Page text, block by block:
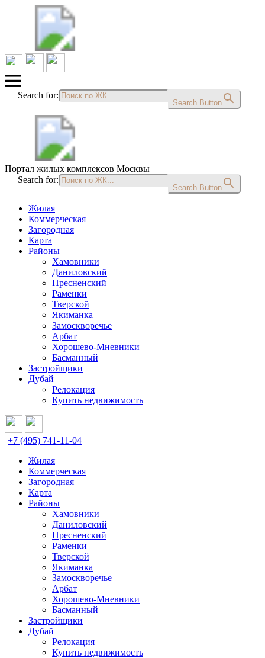
Search for:
Search Button
Портал жилых комплексов Москвы
Search for:
Search Button
Жилая
Коммерческая
Загородная
Карта
Районы
Хамовники
Даниловский
Пресненский
Раменки
Тверской
Якиманка
Замоскворечье
Арбат
Хорошево-Мневники
Басманный
Застройщики
Дубай
Релокация
Купить недвижимость
+7 (495) 741-11-04
Жилая
Коммерческая
Загородная
Карта
Районы
Хамовники
Даниловский
Пресненский
Раменки
Тверской
Якиманка
Замоскворечье
Арбат
Хорошево-Мневники
Басманный
Застройщики
Дубай
Релокация
Купить недвижимость